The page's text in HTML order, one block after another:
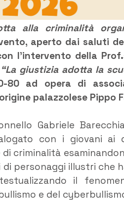
alla criminalità
aperto dai saluti
l’intervento della
“La giustizia adotta la
ad opera di
palazzolese Pippo
Gabriele
con i giovani ai
criminalità
personaggi illustri che
il
e del